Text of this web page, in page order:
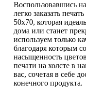
Воспользовавшись
легко заказать
50х70, которая
дома или станет
используем только
благодаря которым
насыщенность
печати на холсте в
вас, сочетая в себе
конечного продукта.